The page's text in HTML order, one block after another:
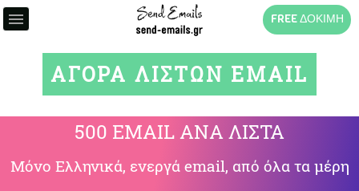
FREE ΔΟΚΙΜΗ
ΑΓΟΡΑ ΛΙΣΤΩΝ EMAIL
500 EMAIL ΑΝΑ ΛΙΣΤΑ
Μόνο Ελληνικά, ενεργά email, από όλα τα μέρη